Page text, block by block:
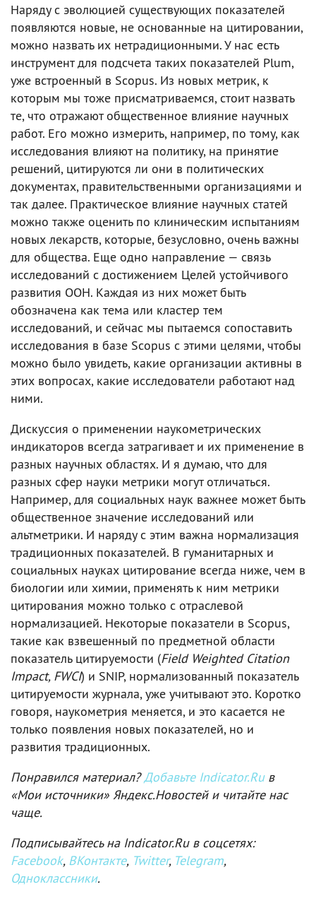
Наряду с эволюцией существующих показателей
появляются новые, не основанные на цитировании,
можно назвать их нетрадиционными. У нас есть
инструмент для подсчета таких показателей Plum,
уже встроенный в Scopus. Из новых метрик, к
которым мы тоже присматриваемся, стоит назвать
те, что отражают общественное влияние научных
работ. Его можно измерить, например, по тому, как
исследования влияют на политику, на принятие
решений, цитируются ли они в политических
документах, правительственными организациями и
так далее. Практическое влияние научных статей
можно также оценить по клиническим испытаниям
новых лекарств, которые, безусловно, очень важны
для общества. Еще одно направление — связь
исследований с достижением Целей устойчивого
развития ООН. Каждая из них может быть
обозначена как тема или кластер тем
исследований, и сейчас мы пытаемся сопоставить
исследования в базе Scopus с этими целями, чтобы
можно было увидеть, какие организации активны в
этих вопросах, какие исследователи работают над
ними.
Дискуссия о применении наукометрических
индикаторов всегда затрагивает и их применение в
разных научных областях. И я думаю, что для
разных сфер науки метрики могут отличаться.
Например, для социальных наук важнее может быть
общественное значение исследований или
альтметрики. И наряду с этим важна нормализация
традиционных показателей. В гуманитарных и
социальных науках цитирование всегда ниже, чем в
биологии или химии, применять к ним метрики
цитирования можно только с отраслевой
нормализацией. Некоторые показатели в Scopus,
такие как взвешенный по предметной области
показатель цитируемости (Field Weighted Citation
Impact, FWCI) и SNIP, нормализованный показатель
цитируемости журнала, уже учитывают это. Коротко
говоря, наукометрия меняется, и это касается не
только появления новых показателей, но и
развития традиционных.
Понравился материал?Добавьте Indicator.Ruв
«Мои источники» Яндекс.Новостей и читайте нас
чаще.
Подписывайтесь на Indicator.Ru в соцсетях:
Facebook, ВКонтакте, Twitter, Telegram,
Одноклассники.